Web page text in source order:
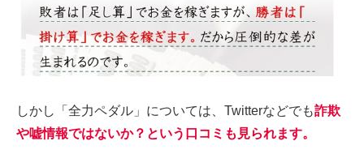
しかし「全力ペダル」については、Twitterなどでも詐欺
や嘘情報ではないか？という口コミも見られます。